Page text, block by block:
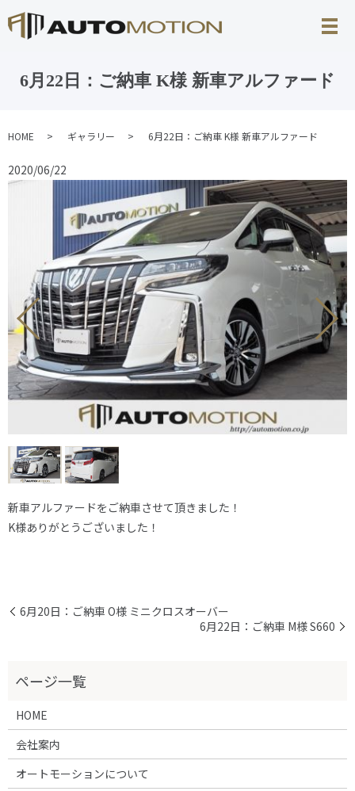
6月22日：ご納車 K様 新車アルファード
HOME ギャラリー 6月22日：ご納車 K様 新車アルファード
2020/06/22
新車アルファードをご納車させて頂きました！
K様ありがとうございました！
6月20日：ご納車 O様 ミニクロスオーバー
6月22日：ご納車 M様 S660
HOME
会社案内
オートモーションについて